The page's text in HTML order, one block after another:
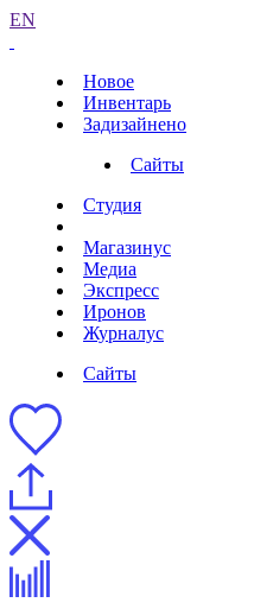
EN
Новое
Инвентарь
Задизайнено
Сайты
Студия
Магазинус
Медиа
Экспресс
Иронов
Журналус
Сайты